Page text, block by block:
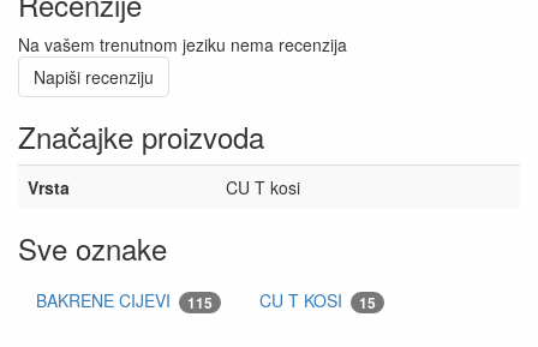
Na vašem trenutnom jeziku nema recenzija
Napiši recenziju
Značajke proizvoda
Vrsta CU T kosi
Sve oznake
BAKRENE CIJEVI 115 CU T KOSI 15